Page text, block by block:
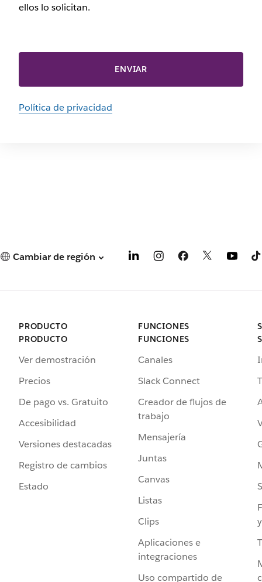
ellos lo solicitan.
ENVIAR
Política de privacidad
Cambiar de región
PRODUCTO
PRODUCTO
Ver demostración
Precios
De pago vs. Gratuito
Accesibilidad
Versiones destacadas
Registro de cambios
Estado
FUNCIONES
FUNCIONES
Canales
Slack Connect
Creador de flujos de
trabajo
Mensajería
Juntas
Canvas
Listas
Clips
Aplicaciones e
integraciones
Uso compartido de